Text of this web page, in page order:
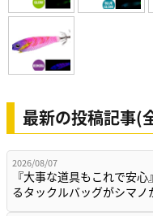
最新の投稿記事(
2026/08/07
『大事な道具もこれで安
るタックルバッグがシマ